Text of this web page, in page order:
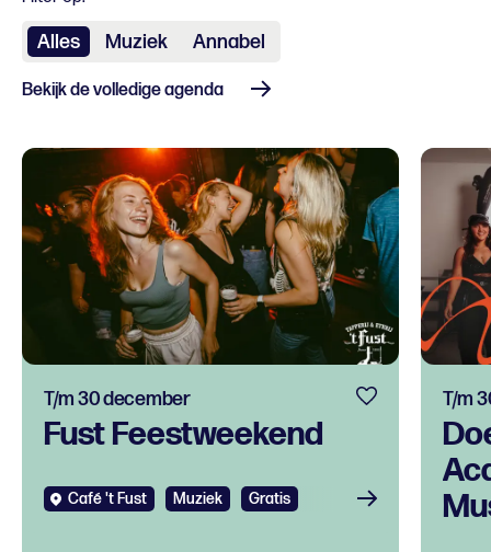
Alles Muziek Annabel
Bekijk de volledige agenda
Fust Feestweekend
T/m 30 december
Café 't Fust Muziek Gratis
T/m